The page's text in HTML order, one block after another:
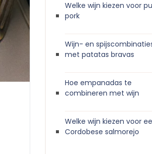
Welke wijn kiezen voor
pork
Wijn- en
met patatas bravas
Hoe empanadas te
combineren met wijn
Welke wijn kiezen voor
Cordobese salmorejo